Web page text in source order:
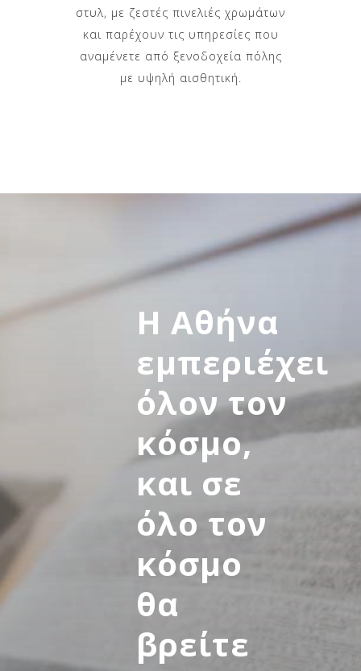
στυλ, με ζεστές πινελιές χρωμάτων
και παρέχουν τις υπηρεσίες που
αναμένετε από ξενοδοχεία πόλης
με υψηλή αισθητική.
Η Αθήνα
εμπεριέχει
όλον τον
κόσμο,
και σε
όλο τον
κόσμο
θα
βρείτε